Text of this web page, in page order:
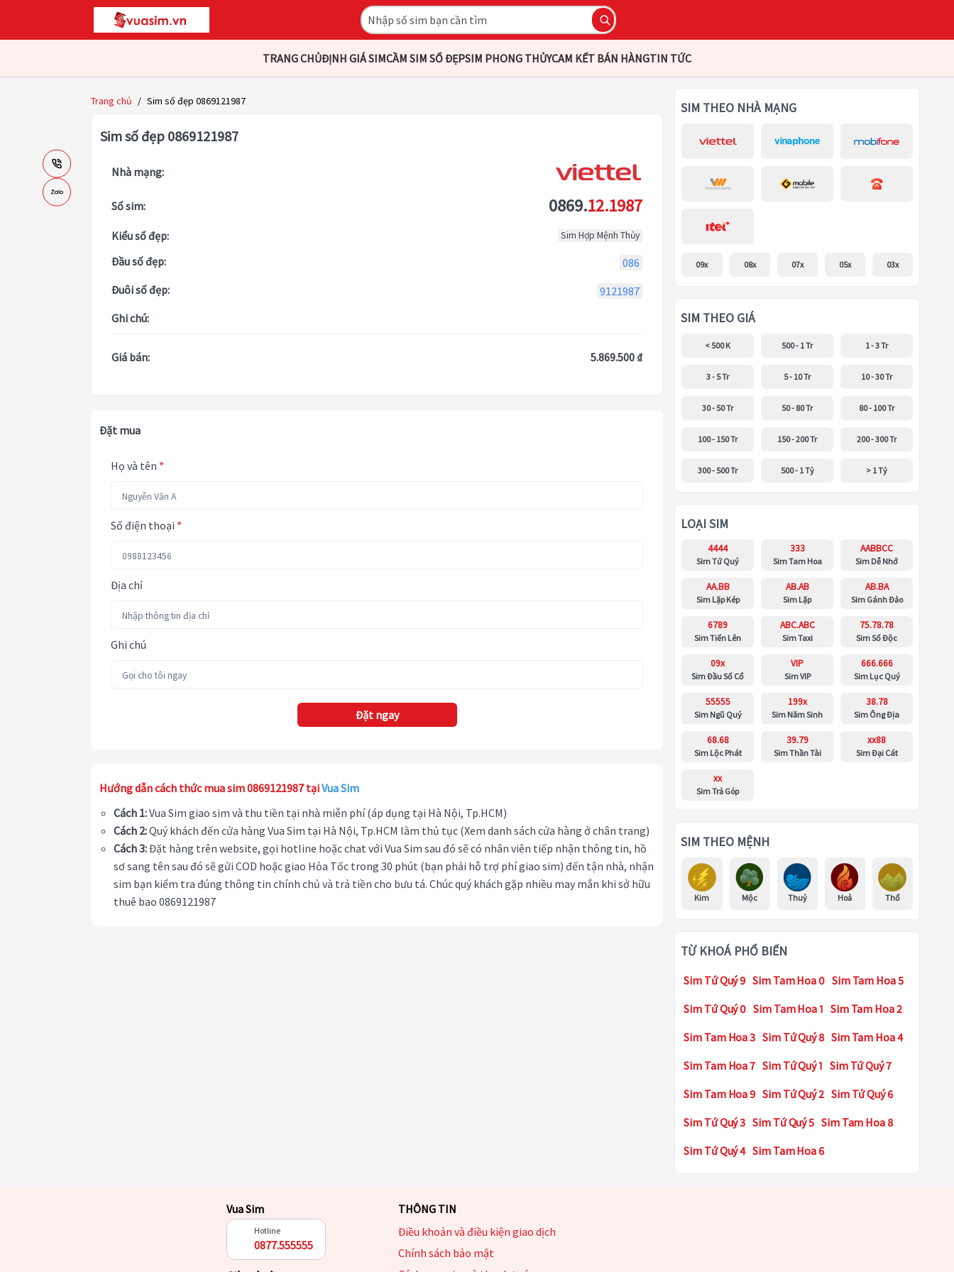
TRANG CHỦĐỊNH GIÁ SIMCẦM SIM SỐ ĐẸPSIM PHONG THỦYCAM KẾT BÁN HÀNGTIN TỨC
Trang chủ / Sim số đẹp 0869121987
Sim số đẹp 0869121987
Nhà mạng:
Số sim: 0869.12.1987
Kiểu số đẹp: Sim Hợp Mệnh Thủy
Đầu số đẹp:
086
Đuôi số đẹp:
9121987
Ghi chú:
Giá bán: 5.869.500 ₫
Đặt mua
Họ và tên *
Số điện thoại *
Địa chỉ
Ghi chú
Đặt ngay
Hướng dẫn cách thức mua sim 0869121987 tạiVua Sim
Cách 1:Vua Sim giao sim và thu tiền tại nhà miễn phí (áp dụng tại Hà Nội, Tp.HCM)
Cách 2:Quý khách đến cửa hàng Vua Sim tại Hà Nội, Tp.HCM làm thủ tục (Xem danh sách cửa hàng ở chân trang)
Cách 3:Đặt hàng trên website, gọi hotline hoặc chat với Vua Sim sau đó sẽ có nhân viên tiếp nhận thông tin, hồ
sơ sang tên sau đó sẽ gửi COD hoặc giao Hỏa Tốc trong 30 phút (bạn phải hỗ trợ phí giao sim) đến tận nhà, nhận
sim bạn kiểm tra đúng thông tin chính chủ và trả tiền cho bưu tá. Chúc quý khách gặp nhiều may mắn khi sở hữu
thuê bao 0869121987
SIM THEO NHÀ MẠNG
09x 08x 07x 05x 03x
SIM THEO GIÁ
< 500 K 500 - 1 Tr 1 - 3 Tr
3 - 5 Tr 5 - 10 Tr 10 - 30 Tr
30 - 50 Tr 50 - 80 Tr 80 - 100 Tr
100 - 150 Tr 150 - 200 Tr 200 - 300 Tr
300 - 500 Tr 500 - 1 Tỷ > 1 Tỷ
LOẠI SIM
4444
Sim Tứ Quý
333
Sim Tam Hoa
AABBCC
Sim Dễ Nhớ
AA.BB
Sim Lặp Kép
AB.AB
Sim Lặp
AB.BA
Sim Gánh Đảo
6789
Sim Tiến Lên
ABC.ABC
Sim Taxi
75.78.78
Sim Số Độc
09x
Sim Đầu Số Cổ
VIP
Sim VIP
666.666
Sim Lục Quý
55555
Sim Ngũ Quý
199x
Sim Năm Sinh
38.78
Sim Ông Địa
68.68
Sim Lộc Phát
39.79
Sim Thần Tài
xx88
Sim Đại Cát
xx
Sim Trả Góp
SIM THEO MỆNH
Kim Mộc Thuỷ Hoả Thổ
TỪ KHOÁ PHỔ BIẾN
Sim Tứ Quý 9 Sim Tam Hoa 0 Sim Tam Hoa 5
Sim Tứ Quý 0 Sim Tam Hoa 1 Sim Tam Hoa 2
Sim Tam Hoa 3 Sim Tứ Quý 8 Sim Tam Hoa 4
Sim Tam Hoa 7 Sim Tứ Quý 1 Sim Tứ Quý 7
Sim Tam Hoa 9 Sim Tứ Quý 2 Sim Tứ Quý 6
Sim Tứ Quý 3 Sim Tứ Quý 5 Sim Tam Hoa 8
Sim Tứ Quý 4 Sim Tam Hoa 6
Vua Sim
Hotline
0877.555555
THÔNG TIN
Điều khoản và điều kiện giao dịch
Chính sách bảo mật